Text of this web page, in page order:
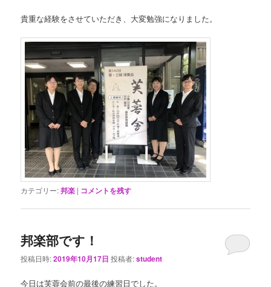
貴重な経験をさせていただき、大変勉強になりました。
カテゴリー:邦楽 | コメントを残す
邦楽部です！
投稿日時:2019年10月17日 投稿者:student
今日は芙蓉会前の最後の練習日でした。